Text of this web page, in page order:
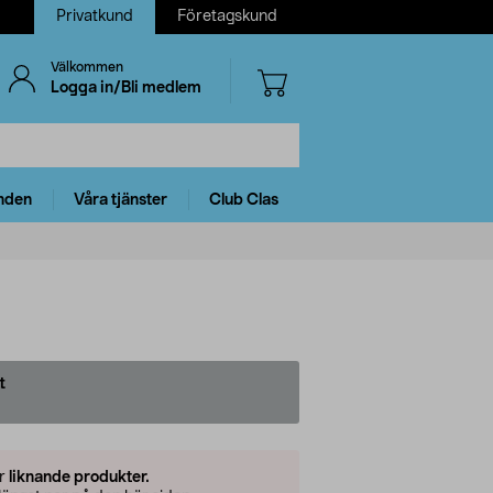
Privatkund Företagskund
Välkommen
Logga in/Bli medlem
Våra tjänster Club Clas
liknande produkter.